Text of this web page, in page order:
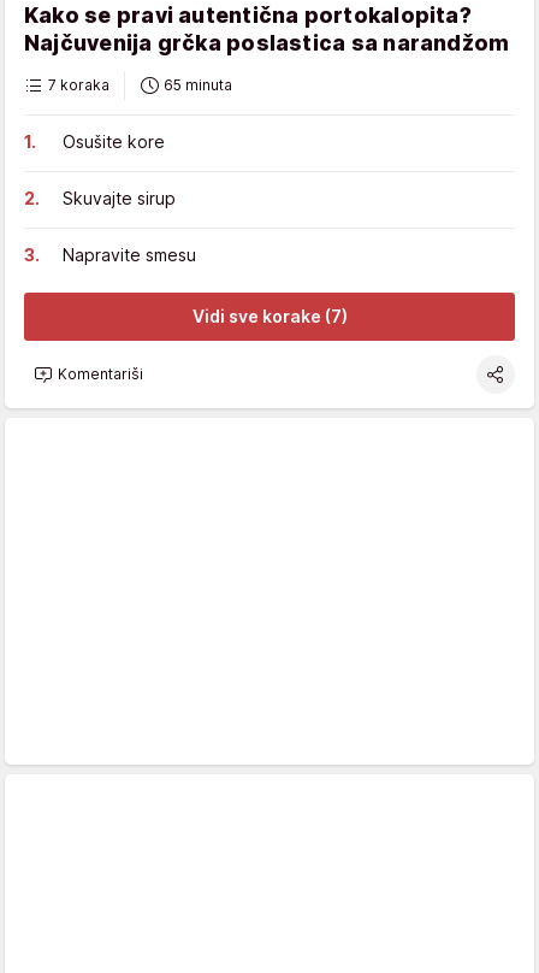
Kako se pravi autentična portokalopita?
Najčuvenija grčka poslastica sa narandžom
7 koraka 65 minuta
Osušite kore
Skuvajte sirup
Napravite smesu
Vidi sve korake (7)
Komentariši